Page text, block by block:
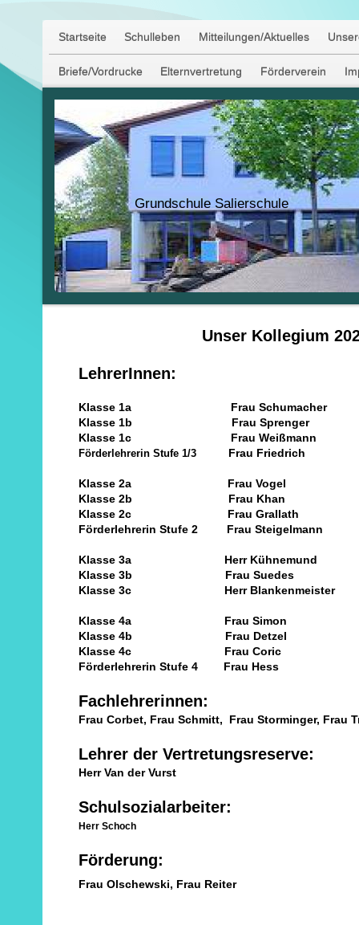
Startseite Schulleben Mitteilungen/Aktuelles
Briefe/Vordrucke Elternvertretung Förderverein
Grundschule Salierschule
Unser Kollegium
LehrerInnen:
Klasse 1a Frau Schumacher
Klasse 1b Frau Sprenger
Klasse 1c Frau Weißmann
Förderlehrerin Stufe 1/3 Frau Friedrich
Klasse 2a Frau Vogel
Klasse 2b Frau Khan
Klasse 2c Frau Grallath
Förderlehrerin Stufe 2 Frau Steigelmann
Klasse 3a Herr Kühnemund
Klasse 3b Frau Suedes
Klasse 3c Herr Blankenmeister
Klasse 4a Frau Simon
Klasse 4b Frau Detzel
Klasse 4c Frau Coric
Förderlehrerin Stufe 4 Frau Hess
Fachlehrerinnen:
Frau Corbet, Frau Schmitt, Frau Storminger, Frau
Lehrer der Vertretungsreserve:
Herr Van der Vurst
Schulsozialarbeiter:
Herr Schoch
Förderung:
Frau Olschewski, Frau Reiter